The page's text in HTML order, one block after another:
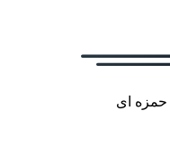
حمزه ای